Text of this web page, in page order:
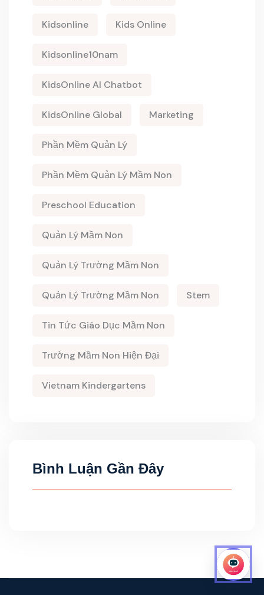
Kidsonline Kids Online
Kidsonline10nam
KidsOnline AI Chatbot
KidsOnline Global Marketing
Phần Mềm Quản Lý
Phần Mềm Quản Lý Mầm Non
Preschool Education
Quản Lý Mầm Non
Quản Lý Trường Mầm Non
Quản Lý Trường Mầm Non Stem
Tin Tức Giáo Dục Mầm Non
Trường Mầm Non Hiện Đại
Vietnam Kindergartens
Bình Luận Gần Đây